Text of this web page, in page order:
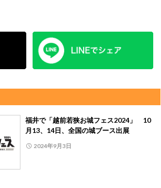
福井で「越前若狭お城フェス2024」 10
月13、14日、全国の城ブース出展
2024年9月3日